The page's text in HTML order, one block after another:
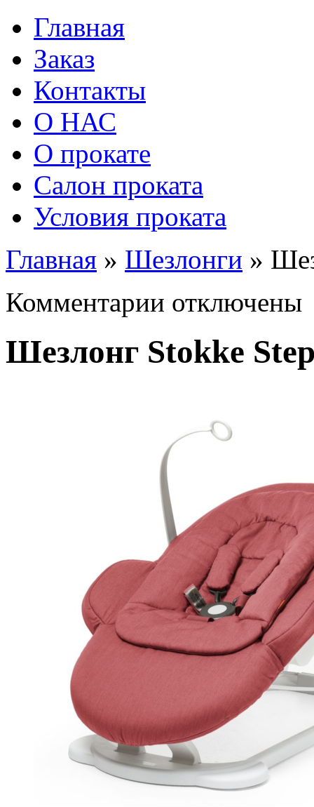
Главная
Заказ
Контакты
О НАС
О прокате
Салон проката
Условия проката
Главная » Шезлонги »
Комментарии записи
Steps
Bouncer
отключены
Шезлонг Stokke